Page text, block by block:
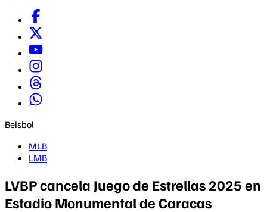
Beisbol
MLB
LMB
LVBP cancela Juego de Estrellas 2025 en
Estadio Monumental de Caracas